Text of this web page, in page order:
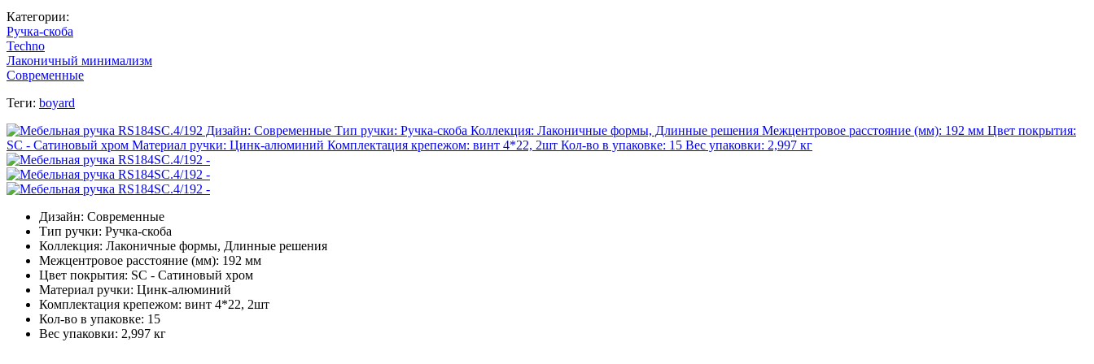
Категории:
Ручка-скоба
Techno
Лаконичный минимализм
Современные
Теги: boyard
Дизайн: Современные
Тип ручки: Ручка-скоба
Коллекция: Лаконичные формы, Длинные решения
Межцентровое расстояние (мм): 192 мм
Цвет покрытия: SC - Сатиновый хром
Материал ручки: Цинк-алюминий
Комплектация крепежом: винт 4*22, 2шт
Кол-во в упаковке: 15
Вес упаковки: 2,997 кг